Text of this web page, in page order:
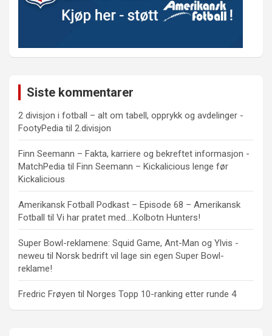
Siste kommentarer
2 divisjon i fotball – alt om tabell, opprykk og avdelinger -
FootyPedia til 2.divisjon
Finn Seemann – Fakta, karriere og bekreftet informasjon -
MatchPedia til Finn Seemann – Kickalicious lenge før
Kickalicious
Amerikansk Fotball Podkast – Episode 68 – Amerikansk
Fotball til Vi har pratet med….Kolbotn Hunters!
Super Bowl-reklamene: Squid Game, Ant-Man og Ylvis -
neweu til Norsk bedrift vil lage sin egen Super Bowl-
reklame!
Fredric Frøyen til Norges Topp 10-ranking etter runde 4